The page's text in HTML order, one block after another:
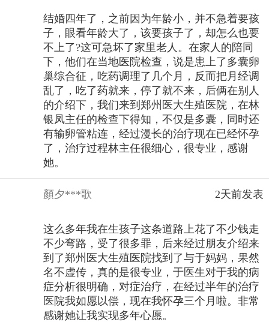
结婚四年了，之前因为年龄小，并不急着要孩
子，眼看年龄大了，该要孩子了，却怎么也要
不上了?这可急坏了家里老人。在家人的陪同
下，他们在当地医院检查，说是患上了多囊卵
巢综合征，吃药调理了几个月，反而把月经调
乱了，吃了药就来，停了就不来，后俩在别人
的介绍下，我们来到郑州医大生殖医院，在林
银凤主任的检查下得知，不仅是多囊，同时还
有输卵管粘连，经过漫长的治疗现在已经怀孕
了，治疗过程林主任很细心，很专业，感谢
她。
顏夕***歌 2天前发表
这么多年我在生孩子这条道路上花了不少钱走
不少弯路，受了很多罪，后来经过朋友介绍来
到了郑州医大生殖医院找到了与于妈妈，果然
名不虚传，真的是很专业，于医生对于我的病
症分析很明确，对症治疗，在经过半年的治疗
医院我如愿以偿，现在我怀孕三个月啦。非常
感谢她让我实现多年心愿。